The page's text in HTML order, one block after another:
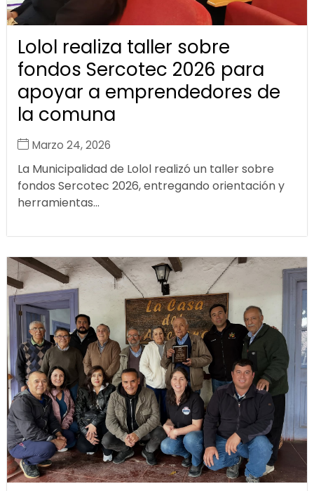
Lolol realiza taller sobre
fondos Sercotec 2026 para
apoyar a emprendedores de
la comuna
Marzo 24, 2026
La Municipalidad de Lolol realizó un taller sobre
fondos Sercotec 2026, entregando orientación y
herramientas...